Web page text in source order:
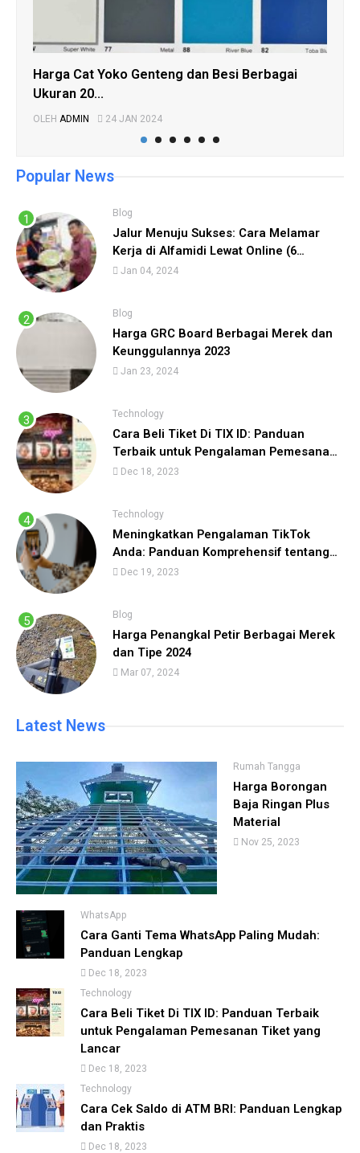
Harga Cat Yoko Genteng dan Besi Berbagai
Ukuran 20...
OLEH ADMIN 24 JAN 2024
Popular News
Blog
Jalur Menuju Sukses: Cara Melamar
Kerja di Alfamidi Lewat Online (6
Langkah) Cepat Diterima!
Jan 04, 2024
Blog
Harga GRC Board Berbagai Merek dan
Keunggulannya 2023
Jan 23, 2024
Technology
Cara Beli Tiket Di TIX ID: Panduan
Terbaik untuk Pengalaman Pemesanan
Tiket yang Lancar
Dec 18, 2023
Technology
Meningkatkan Pengalaman TikTok
Anda: Panduan Komprehensif tentang
Cara Menggunakan TikTok
Dec 19, 2023
Blog
Harga Penangkal Petir Berbagai Merek
dan Tipe 2024
Mar 07, 2024
Latest News
Rumah Tangga
Harga Borongan
Baja Ringan Plus
Material
Nov 25, 2023
WhatsApp
Cara Ganti Tema WhatsApp Paling Mudah:
Panduan Lengkap
Dec 18, 2023
Technology
Cara Beli Tiket Di TIX ID: Panduan Terbaik
untuk Pengalaman Pemesanan Tiket yang
Lancar
Dec 18, 2023
Technology
Cara Cek Saldo di ATM BRI: Panduan Lengkap
dan Praktis
Dec 18, 2023